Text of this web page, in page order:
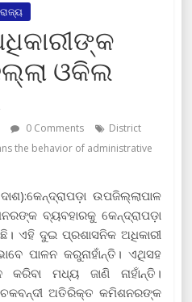
ରାଜ୍ୟ
ଓକିଲ
0 Comments
District
the behavior of administrative
ଉପଜିଲ୍ଲାପାଳ
ବ୍ୟବହାରକୁ କେନ୍ଦ୍ରାପଡ଼ା
ଏହି ଦୁଇ ପ୍ରଶାସନିକ ଅଧିକାରୀ
ପାଳନ କରୁନାହାଁନ୍ତି। ଏଥିସହ
କରିବା ମଧ୍ୟ ଜାଣି ନାହାଁନ୍ତି।
ଅତିରିକ୍ତ କମିଶନରଙ୍କ